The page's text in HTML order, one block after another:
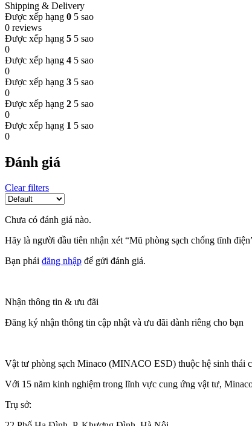
Shipping & Delivery
Được xếp hạng 0 5 sao
0 reviews
Được xếp hạng 5 5 sao
0
Được xếp hạng 4 5 sao
0
Được xếp hạng 3 5 sao
0
Được xếp hạng 2 5 sao
0
Được xếp hạng 1 5 sao
0
Đánh giá
Clear filters
Chưa có đánh giá nào.
Hãy là người đầu tiên nhận xét “Mũ phòng sạch chống tĩnh
Bạn phải đăng nhập để gửi đánh giá.
Nhận thông tin & ưu đãi
Đăng ký nhận thông tin cập nhật và ưu đãi dành riêng cho bạn
Vật tư phòng sạch Minaco (MINACO ESD) thuộc hệ sinh thái
Với 15 năm kinh nghiệm trong lĩnh vực cung ứng vật tư,
Trụ sở: